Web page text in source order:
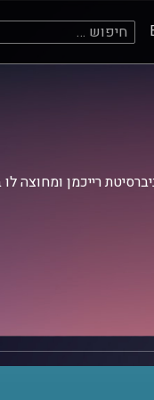
חיפוש:
רייכמן ומחוצה לו